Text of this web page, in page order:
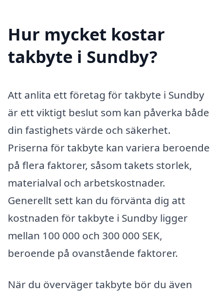
Hur mycket kostar
takbyte i Sundby?
Att anlita ett företag för takbyte i Sundby
är ett viktigt beslut som kan påverka både
din fastighets värde och säkerhet.
Priserna för takbyte kan variera beroende
på flera faktorer, såsom takets storlek,
materialval och arbetskostnader.
Generellt sett kan du förvänta dig att
kostnaden för takbyte i Sundby ligger
mellan 100 000 och 300 000 SEK,
beroende på ovanstående faktorer.
När du överväger takbyte bör du även